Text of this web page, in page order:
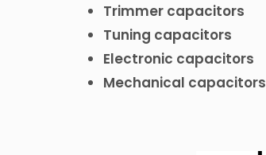
Trimmer capacitors
Tuning capacitors
Electronic capacitors
Mechanical capacitors